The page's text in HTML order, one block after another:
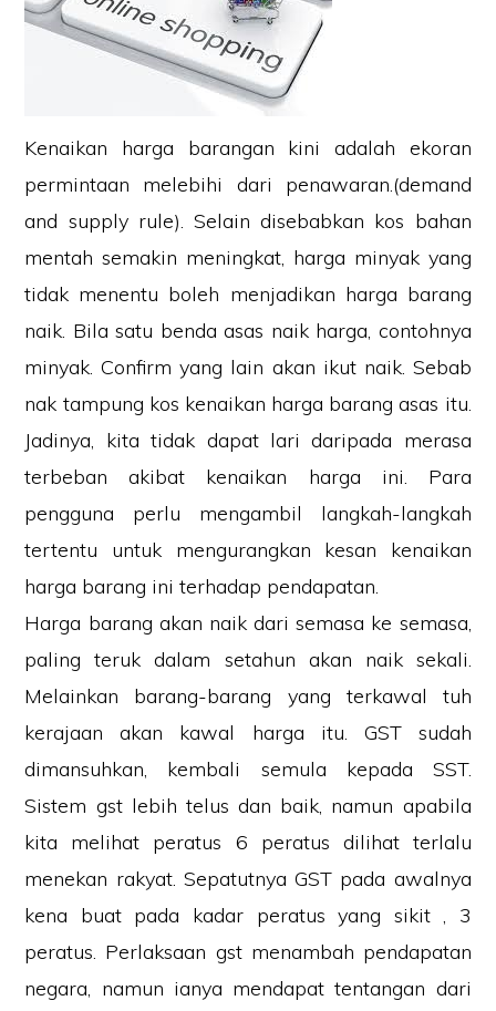
Kenaikan harga barangan kini adalah ekoran
permintaan melebihi dari penawaran.(demand
and supply rule). Selain disebabkan kos bahan
mentah semakin meningkat, harga minyak yang
tidak menentu boleh menjadikan harga barang
naik. Bila satu benda asas naik harga, contohnya
minyak. Confirm yang lain akan ikut naik. Sebab
nak tampung kos kenaikan harga barang asas itu.
Jadinya, kita tidak dapat lari daripada merasa
terbeban akibat kenaikan harga ini. Para
pengguna perlu mengambil langkah-langkah
tertentu untuk mengurangkan kesan kenaikan
harga barang ini terhadap pendapatan.
Harga barang akan naik dari semasa ke semasa,
paling teruk dalam setahun akan naik sekali.
Melainkan barang-barang yang terkawal tuh
kerajaan akan kawal harga itu. GST sudah
dimansuhkan, kembali semula kepada SST.
Sistem gst lebih telus dan baik, namun apabila
kita melihat peratus 6 peratus dilihat terlalu
menekan rakyat. Sepatutnya GST pada awalnya
kena buat pada kadar peratus yang sikit , 3
peratus. Perlaksaan gst menambah pendapatan
negara, namun ianya mendapat tentangan dari